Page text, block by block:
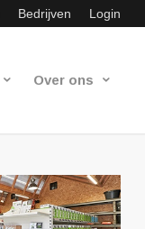
Bedrijven Login
Over ons